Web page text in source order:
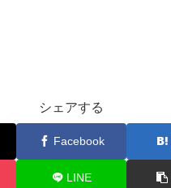
シェアする
Facebook
LINE